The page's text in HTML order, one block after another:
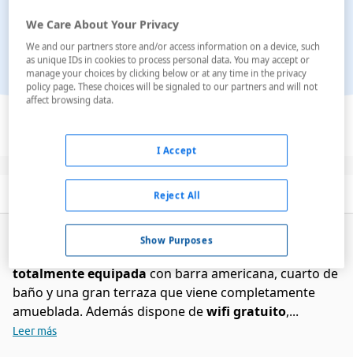
Servicios
Todos los apartamentos de un dormitorio se
encuentran equipados con un salón comedor,
totalmente equipadacon barra americana, cuarto de
baño y una gran terraza que viene completamente
amueblada. Además dispone dewifi gratuito,...
Leer más
We Care About Your Privacy
We and our partners store and/or access information on a device, such
as unique IDs in cookies to process personal data. You may accept or
manage your choices by clicking below or at any time in the privacy
policy page. These choices will be signaled to our partners and will not
affect browsing data.
Show Purposes
Reject All
I Accept